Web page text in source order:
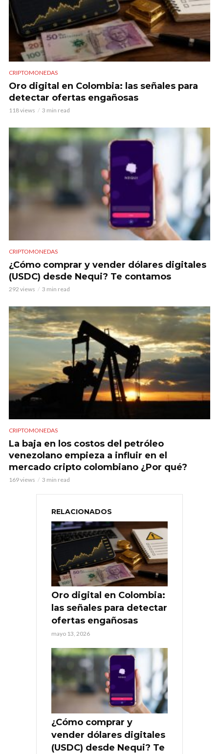
CRIPTOMONEDAS
Oro digital en Colombia: las señales para
detectar ofertas engañosas
118 views 3 min read
CRIPTOMONEDAS
¿Cómo comprar y vender dólares digitales
(USDC) desde Nequi? Te contamos
292 views 3 min read
CRIPTOMONEDAS
La baja en los costos del petróleo
venezolano empieza a influir en el
mercado cripto colombiano ¿Por qué?
169 views 3 min read
RELACIONADOS
Oro digital en Colombia:
las señales para detectar
ofertas engañosas
mayo 13, 2026
¿Cómo comprar y
vender dólares digitales
(USDC) desde Nequi? Te